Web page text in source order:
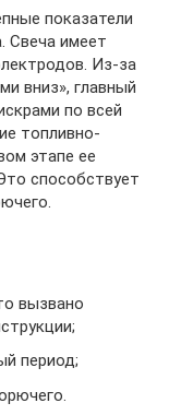
показатели
Свеча имеет
Из-за
вниз», главный
по всей
топливно-
этапе ее
способствует
вызвано
период;